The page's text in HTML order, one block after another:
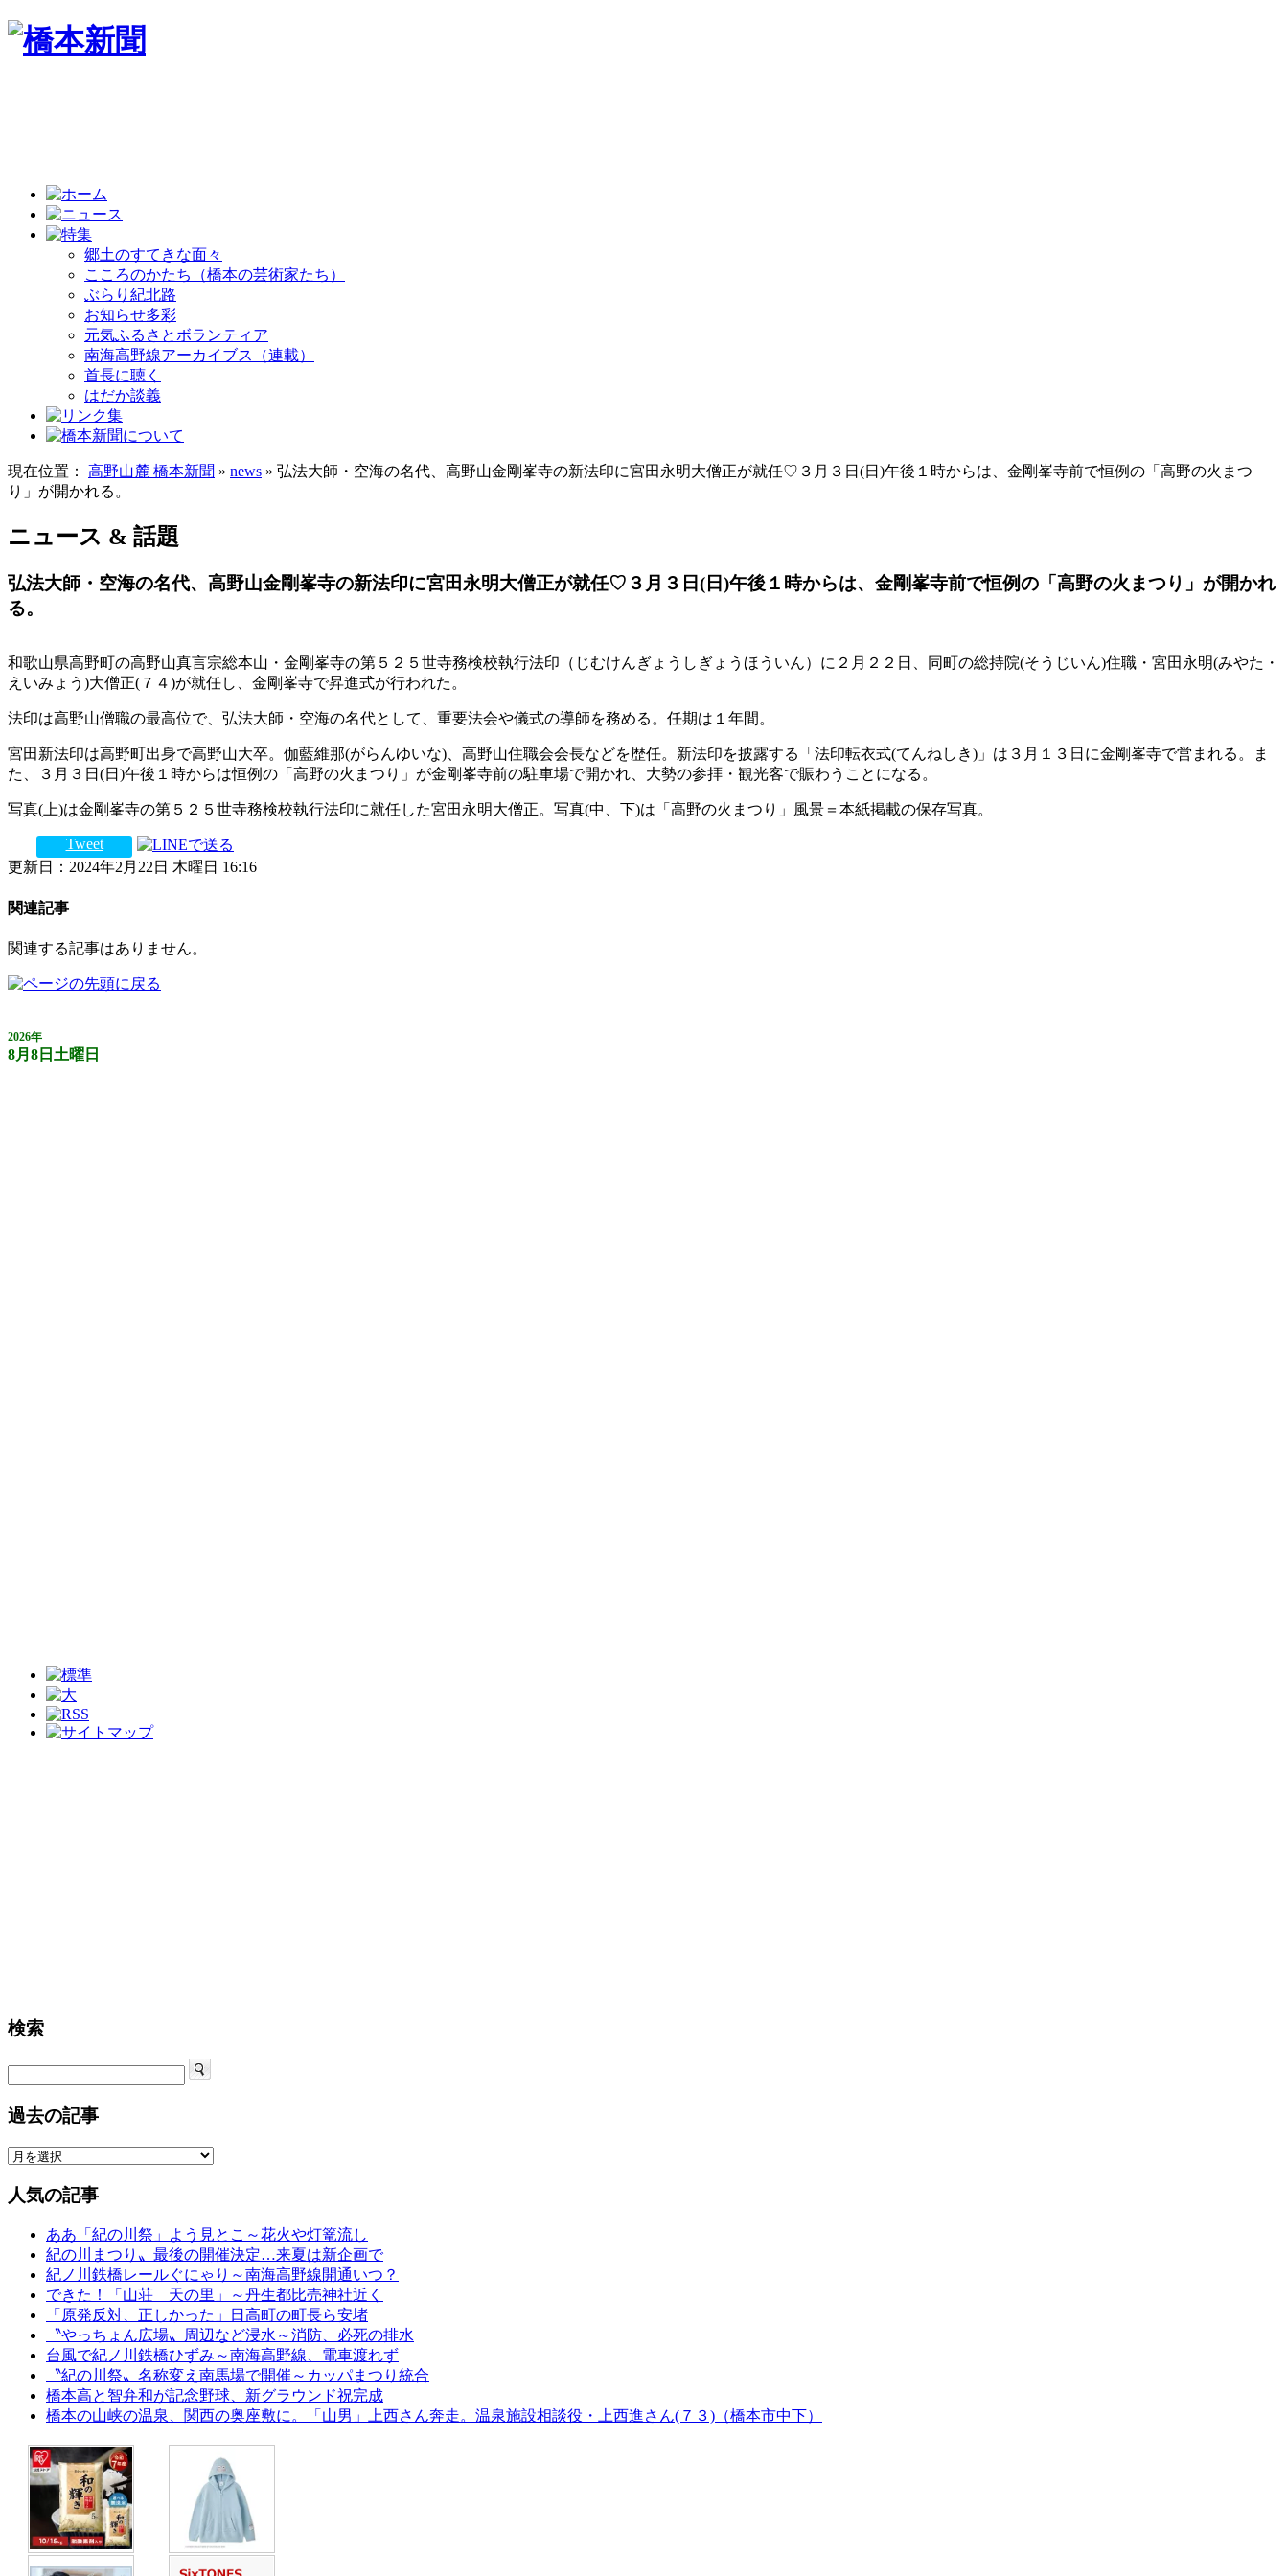
郷土のすてきな面々
こころのかたち（橋本の芸術家たち）
ぶらり紀北路
お知らせ多彩
元気ふるさとボランティア
南海高野線アーカイブス（連載）
首長に聴く
はだか談義
現在位置： 高野山麓 橋本新聞 » news » 弘法大師・空海の名代、高野山金剛峯寺の新法印に宮田永明大僧正が就任♡３月３日(日)午後１時からは、金剛峯寺前で恒例の「高野の火まつ
り」が開かれる。
ニュース & 話題
弘法大師・空海の名代、高野山金剛峯寺の新法印に宮田永明大僧正が就任♡３月３日(日)午後１時からは、金剛峯寺前で恒例の「高野の火まつり」が開かれ
る。
和歌山県高野町の高野山真言宗総本山・金剛峯寺の第５２５世寺務検校執行法印（じむけんぎょうしぎょうほういん）に２月２２日、同町の総持院(そうじいん)住職・宮田永明(みやた・
えいみょう)大僧正(７４)が就任し、金剛峯寺で昇進式が行われた。
法印は高野山僧職の最高位で、弘法大師・空海の名代として、重要法会や儀式の導師を務める。任期は１年間。
宮田新法印は高野町出身で高野山大卒。伽藍維那(がらんゆいな)、高野山住職会会長などを歴任。新法印を披露する「法印転衣式(てんねしき)」は３月１３日に金剛峯寺で営まれる。ま
た、３月３日(日)午後１時からは恒例の「高野の火まつり」が金剛峯寺前の駐車場で開かれ、大勢の参拝・観光客で賑わうことになる。
写真(上)は金剛峯寺の第５２５世寺務検校執行法印に就任した宮田永明大僧正。写真(中、下)は「高野の火まつり」風景＝本紙掲載の保存写真。
Tweet
更新日：2024年2月22日 木曜日 16:16
関連記事
関連する記事はありません。
2026年
8月8日土曜日
検索
過去の記事
人気の記事
ああ「紀の川祭」よう見とこ～花火や灯篭流し
紀の川まつり〟最後の開催決定…来夏は新企画で
紀ノ川鉄橋レールぐにゃり～南海高野線開通いつ？
できた！「山荘 天の里」～丹生都比売神社近く
「原発反対、正しかった」日高町の町長ら安堵
〝やっちょん広場〟周辺など浸水～消防、必死の排水
台風で紀ノ川鉄橋ひずみ～南海高野線、電車渡れず
〝紀の川祭〟名称変え南馬場で開催～カッパまつり統合
橋本高と智弁和が記念野球、新グラウンド祝完成
橋本の山峡の温泉、関西の奥座敷に。「山男」上西さん奔走。温泉施設相談役・上西進さん(７３)（橋本市中下）